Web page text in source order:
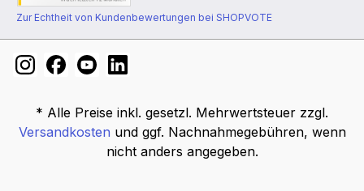
Zur Echtheit von Kundenbewertungen bei SHOPVOTE
* Alle Preise inkl. gesetzl. Mehrwertsteuer zzgl.
Versandkosten und ggf. Nachnahmegebühren, wenn
nicht anders angegeben.